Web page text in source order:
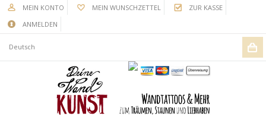
MEIN KONTO MEIN WUNSCHZETTEL
ZUR KASSE
ANMELDEN
Deutsch